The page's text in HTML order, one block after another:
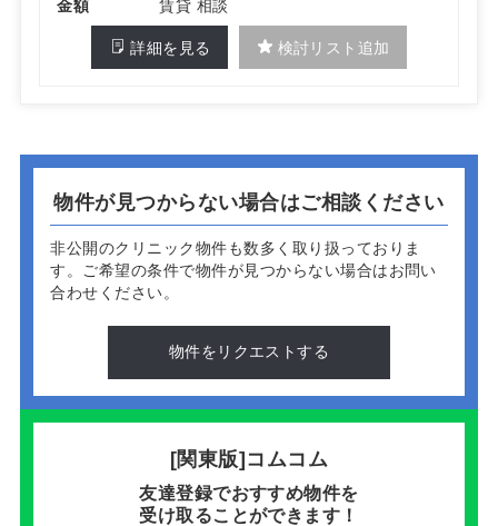
金額
賃貸 相談
詳細を見る 検討リスト追加
物件が見つからない場合はご相談ください
非公開のクリニック物件も数多く取り扱っておりま
す。
ご希望の条件で物件が見つからない場合はお問い
合わせください。
物件をリクエストする
[関東版]コムコム
友達登録でおすすめ物件を
受け取ることができます！